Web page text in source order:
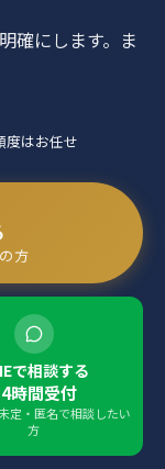
確にします。ま
度はお任せ
方
で相談する
時間受付
定・匿名で相談したい
方